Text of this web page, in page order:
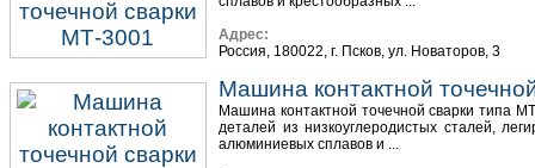
Адрес:
Россия, 180022, г. Псков, ул. Новаторов, 3
Машина контактной
Машина контактной точечной сварки типа
деталей из низкоуглеродистых сталей,
алюминиевых сплавов и ...